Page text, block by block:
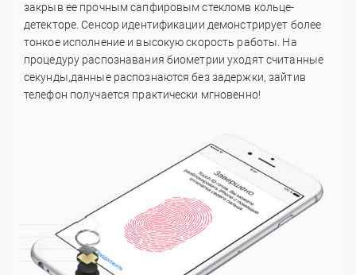
закрыв ее прочным сапфировым стекломв кольце-
детекторе. Сенсор идентификации демонстрирует более
тонкое исполнение и высокую скорость работы. На
процедуру распознавания биометрии уходят считанные
секунды,данные распознаются без задержки, зайтив
телефон получается практически мгновенно!